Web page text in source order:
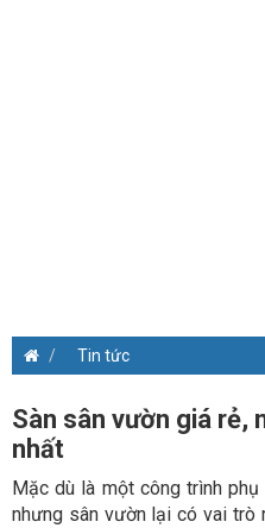
Tin tức
Sàn sân vườn giá rẻ,
nhất
Mặc dù là một công trình
nhưng sân vườn lại có vai trò